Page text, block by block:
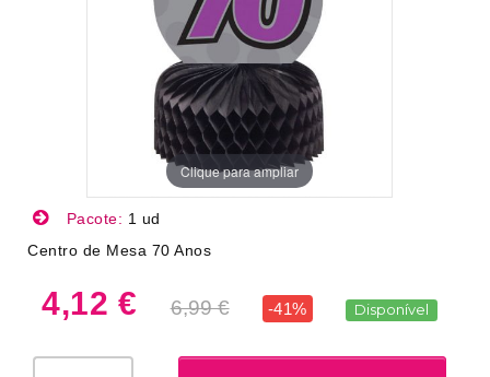
Clique para ampliar
Pacote: 1 ud
Centro de Mesa 70 Anos
4,12 € 6,99 € -41% Disponível